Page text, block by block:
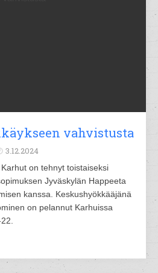
vahvistusta
3.12.2024
on tehnyt toistaiseksi
Jyväskylän Happeeta
kanssa. Keskushyökkääjänä
on pelannut Karhuissa